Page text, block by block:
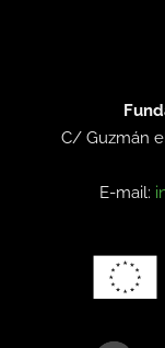
C/ Guzmán
E-mail: